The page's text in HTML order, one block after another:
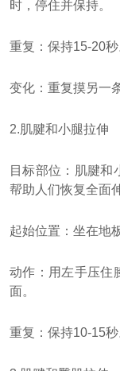
时，停住并保持。
重复：保持15-20秒
变化：重复摸另一
2.肌腱和小腿拉伸
目标部位：肌腱和
帮助人们恢复全面
起始位置：坐在地
动作：用左手压住
面。
重复：保持10-15秒